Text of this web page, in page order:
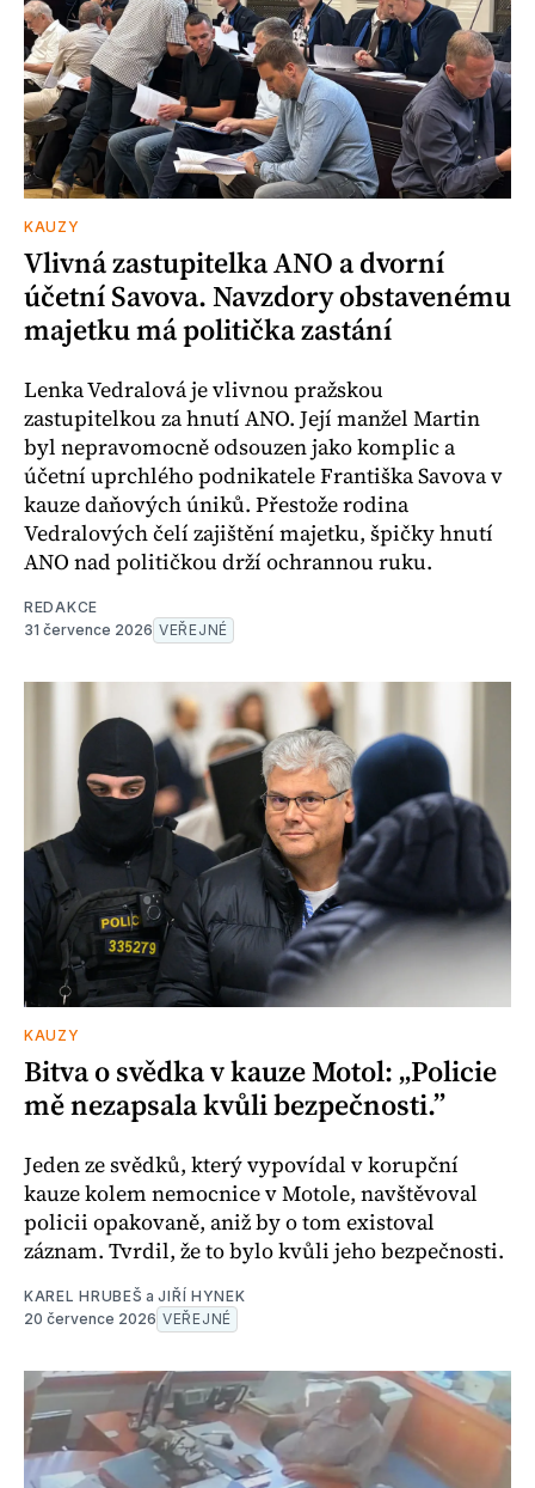
KAUZY
Vlivná zastupitelka ANO a dvorní
účetní Savova. Navzdory obstavenému
majetku má politička zastání
Lenka Vedralová je vlivnou pražskou
zastupitelkou za hnutí ANO. Její manžel Martin
byl nepravomocně odsouzen jako komplic a
účetní uprchlého podnikatele Františka Savova v
kauze daňových úniků. Přestože rodina
Vedralových čelí zajištění majetku, špičky hnutí
ANO nad političkou drží ochrannou ruku.
REDAKCE
31 července 2026 VEŘEJNÉ
KAUZY
Bitva o svědka v kauze Motol: „Policie
mě nezapsala kvůli bezpečnosti.”
Jeden ze svědků, který vypovídal v korupční
kauze kolem nemocnice v Motole, navštěvoval
policii opakovaně, aniž by o tom existoval
záznam. Tvrdil, že to bylo kvůli jeho bezpečnosti.
KAREL HRUBEŠ aJIŘÍ HYNEK
20 července 2026 VEŘEJNÉ